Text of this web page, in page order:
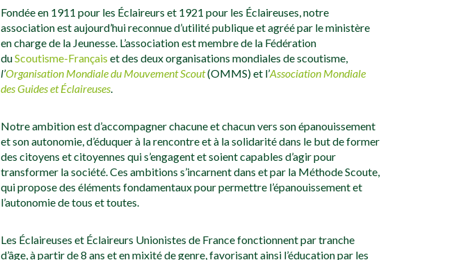
Fondée en 1911 pour les Éclaireurs et 1921 pour les Éclaireuses, notre
association est aujourd’hui reconnue d’utilité publique et agréé par le ministère
en charge de la Jeunesse. L’association est membre de la Fédération
duScoutisme-Français et des deux organisations mondiales de scoutisme,
l’Organisation Mondiale du Mouvement Scout(OMMS) et l’Association Mondiale
des Guides et Éclaireuses.
Notre ambition est d’accompagner chacune et chacun vers son épanouissement
et son autonomie, d’éduquer à la rencontre et à la solidarité dans le but de former
des citoyens et citoyennes qui s’engagent et soient capables d’agir pour
transformer la société. Ces ambitions s’incarnent dans et par la Méthode Scoute,
qui propose des éléments fondamentaux pour permettre l’épanouissement et
l’autonomie de tous et toutes.
Les Éclaireuses et Éclaireurs Unionistes de France fonctionnent par tranche
d’âge, à partir de 8 ans et en mixité de genre, favorisant ainsi l’éducation par les